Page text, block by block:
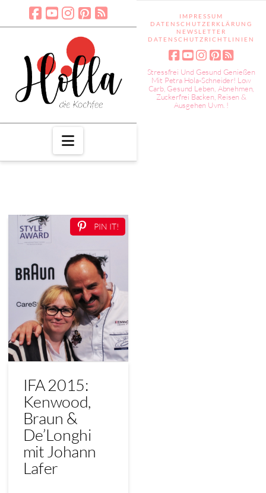
Navigation
IFA 2015:
Kenwood,
Braun &
De’Longhi
mit Johann
Lafer
PIN IT!
IMPRESSUM
DATENSCHUTZERKLÄRUNG
NEWSLETTER
DATENSCHUTZRICHTLINIEN
Stressfrei Und Gesund Genießen
Mit Petra Hola-Schneider! Low
Carb, Gesund Leben, Abnehmen,
Zuckerfrei Backen, Reisen &
Ausgehen Uvm. !